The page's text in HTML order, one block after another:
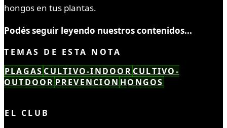
hongos en tus plantas.
Podés seguir leyendo nuestros contenidos...
TEMAS DE ESTA NOTA
PLAGAS CULTIVO-INDOOR CULTIVO-
OUTDOOR PREVENCION HONGOS
EL CLUB